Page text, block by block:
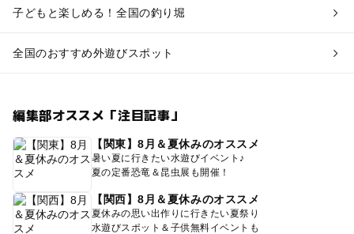
子どもと楽しめる！全国の釣り堀
全国のおすすめ外遊びスポット
編集部オススメ「注目記事」
【関東】8月＆夏休みのオススメ
暑い夏に行きたい水遊びイベント♪
夏の定番恐竜＆昆虫展も開催！
【関西】8月＆夏休みのオススメ
夏休みの思い出作りに行きたい夏祭り
水遊びスポット＆子供無料イベントも